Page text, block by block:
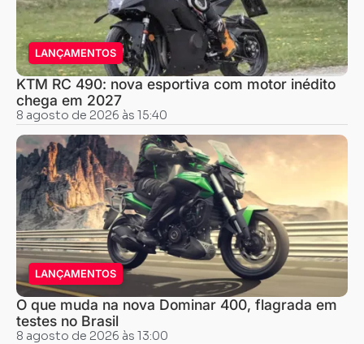
LANÇAMENTOS
KTM RC 490: nova esportiva com motor inédito
chega em 2027
8 agosto de 2026 às 15:40
LANÇAMENTOS
O que muda na nova Dominar 400, flagrada em
testes no Brasil
8 agosto de 2026 às 13:00